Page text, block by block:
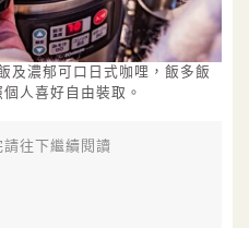
及濃郁可口日式咖哩，飯多飯
人喜好自由裝取。
往下繼續閱讀